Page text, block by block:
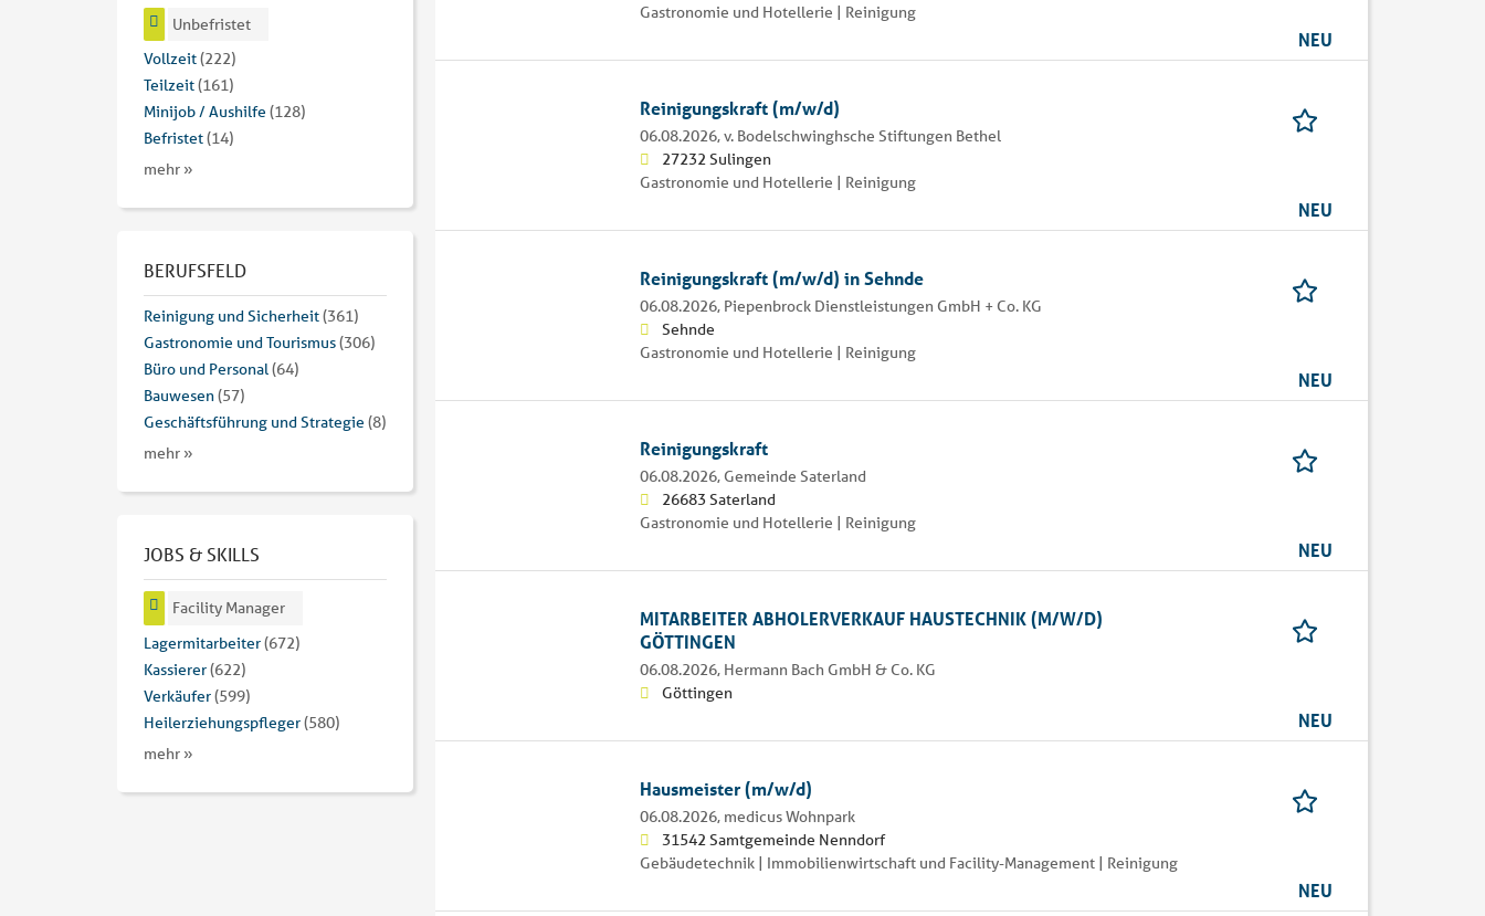
Gastronomie und Hotellerie | Reinigung
NEU
Reinigungskraft (m/w/d)
06.08.2026,v. Bodelschwinghsche Stiftungen Bethel
27232 Sulingen
Gastronomie und Hotellerie | Reinigung
NEU
Reinigungskraft (m/w/d) in Sehnde
06.08.2026, Piepenbrock Dienstleistungen GmbH + Co. KG
Sehnde
Gastronomie und Hotellerie | Reinigung
NEU
Reinigungskraft
06.08.2026, Gemeinde Saterland
26683 Saterland
Gastronomie und Hotellerie | Reinigung
NEU
MITARBEITER ABHOLERVERKAUF HAUSTECHNIK (M/W/D)
GÖTTINGEN
06.08.2026, Hermann Bach GmbH & Co. KG
Göttingen
NEU
Hausmeister (m/w/d)
06.08.2026, medicus Wohnpark
31542 Samtgemeinde Nenndorf
Gebäudetechnik | Immobilienwirtschaft und Facility-Management | Reinigung
NEU
Unbefristet
Vollzeit(222)
Teilzeit(161)
Minijob / Aushilfe (128)
Befristet(14)
mehr »
BERUFSFELD
Reinigung und Sicherheit(361)
Gastronomie und Tourismus(306)
Büro und Personal(64)
Bauwesen(57)
Geschäftsführung und Strategie (8)
mehr »
JOBS & SKILLS
Facility Manager
Lagermitarbeiter(672)
Kassierer(622)
Verkäufer(599)
Heilerziehungspfleger(580)
mehr »